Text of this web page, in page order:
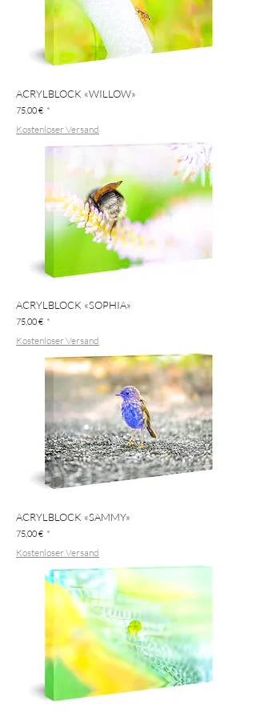
ACRYLBLOCK «WILLOW»
Preis
75,00 €
Kostenloser Versand
ACRYLBLOCK «SOPHIA»
Preis
75,00 €
Kostenloser Versand
ACRYLBLOCK «SAMMY»
Preis
75,00 €
Kostenloser Versand